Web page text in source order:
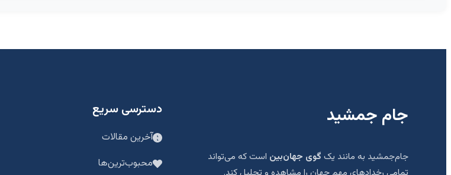
جام جمشید
جام‌جمشید به مانند یک گوی جهان‌بین است که می‌تواند
دسترسی سریع
آخرین مقالات
محبوب‌ترین‌ها